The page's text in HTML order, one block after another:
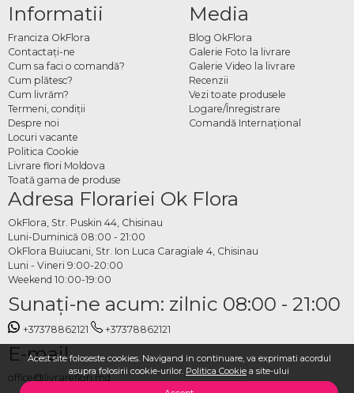
Acest site foloseste cookies. Navigand in continuare, va exprimati acordul
asupra folosirii cookie-urilor. Politica Cookie a site-ului
Informatii
Franciza OkFlora
Contactaţi-ne
Cum sa faci o comandă?
Cum plătesc?
Cum livrăm?
Termeni, condiţii
Despre noi
Locuri vacante
Politica Cookie
Livrare flori Moldova
Toată gama de produse
Media
Blog OkFlora
Galerie Foto la livrare
Galerie Video la livrare
Recenzii
Vezi toate produsele
Logare/Înregistrare
Comandă Internațional
Adresa Florariei Ok Flora
OkFlora, Str. Puskin 44, Chisinau
Luni-Duminică 08:00 - 21:00
OkFlora Buiucani, Str. Ion Luca Caragiale 4, Chisinau
Luni - Vineri 9:00-20:00
Weekend 10:00-19:00
Sunaţi-ne acum: zilnic 08:00 - 21:00
+37378862121 +37378862121
E-mail
office@livrareflori.md